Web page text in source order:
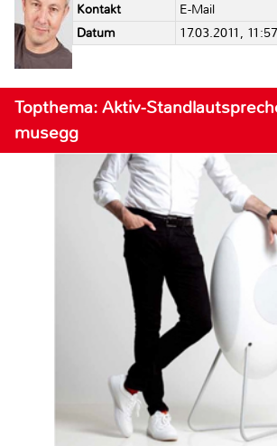
Kontakt
E-Mail
Datum
17.03.2011,
Topthema: Aktiv-
musegg